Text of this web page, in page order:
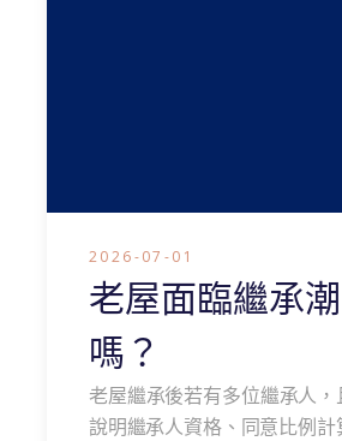
2026-07-01
老屋面臨繼承
嗎？
老屋繼承後若有多位繼承人
說明繼承人資格、同意比例計